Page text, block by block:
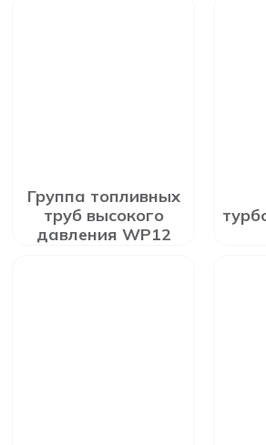
Группа топливных
труб высокого
давления WP12